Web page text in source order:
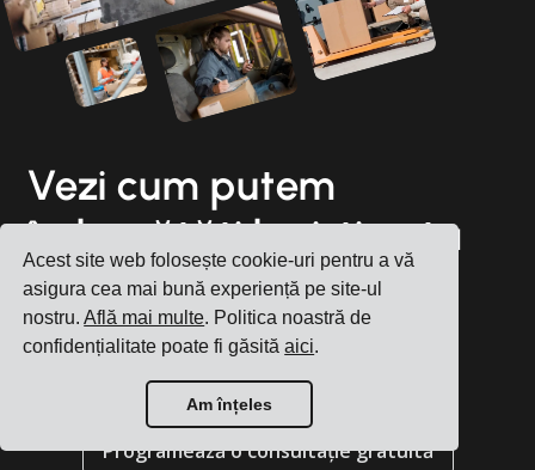
Acest site web folosește cookie-uri pentru a vă
asigura cea mai bună experiență pe site-ul
nostru.Află mai multe. Politica noastră de
confidențialitate poate fi găsităaici.
Am înțeles
Vezi cum putem
îmbunătăți logistica ta
de zi cu zi
Înregistrează cont
Programează o consultație gratuită